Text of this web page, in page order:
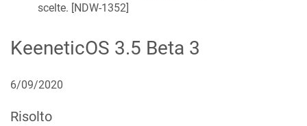
scelte. [NDW-1352]
KeeneticOS 3.5 Beta 3
6/09/2020
Risolto